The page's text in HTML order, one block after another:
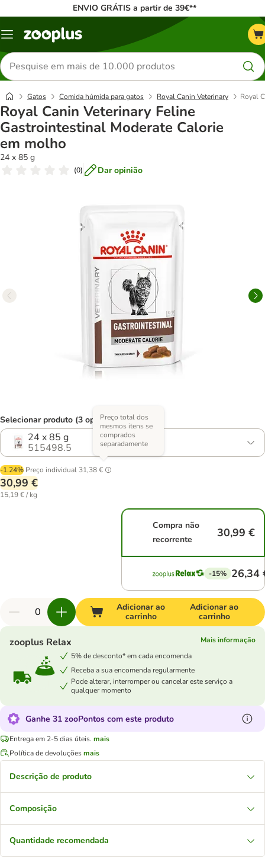
ENVIO GRÁTIS a partir de 39€**
Menu
Pesquisar
produtos
Gatos Comida húmida para gatos Royal Canin Veterinary Royal
Royal Canin Veterinary Feline
Gastrointestinal Moderate Calorie
em molho
24 x 85 g
(0) Dar opinião
Selecionar produto (3 opções)
24 x 85 g
515498.5
-1.24% Preço individual 31,38 €
Preço total dos
mesmos itens se
comprados
separadamente
30,99 €
15,19 € / kg
Compra não
recorrente
30,99 €
-15% 26,34
Adicionar ao
carrinho
Adicionar ao
carrinho
zooplus Relax
Mais informação
5% de desconto* em cada encomenda
Receba a sua encomenda regularmente
Pode alterar, interromper ou cancelar este serviço a
qualquer momento
Ganhe 31 zooPontos com este produto
Entrega em 2-5 dias úteis. mais
Política de devoluçõesmais
Descrição de produto
Composição
Quantidade recomendada